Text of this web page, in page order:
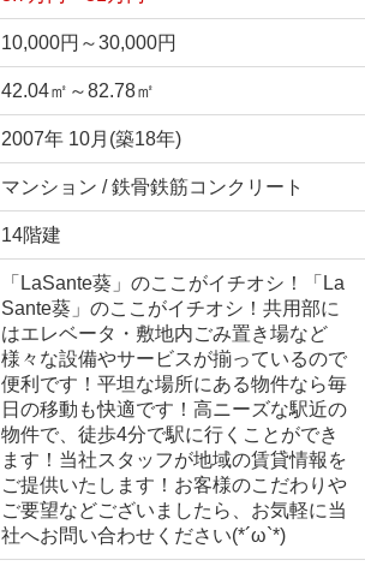
10,000円～30,000円
42.04㎡～82.78㎡
2007年 10月(築18年)
マンション / 鉄骨鉄筋コンクリート
14階建
「LaSante葵」のここがイチオシ！「La
Sante葵」のここがイチオシ！共用部に
はエレベータ・敷地内ごみ置き場など
様々な設備やサービスが揃っているので
便利です！平坦な場所にある物件なら毎
日の移動も快適です！高ニーズな駅近の
物件で、徒歩4分で駅に行くことができ
ます！当社スタッフが地域の賃貸情報を
ご提供いたします！お客様のこだわりや
ご要望などございましたら、お気軽に当
社へお問い合わせください(*´ω`*)